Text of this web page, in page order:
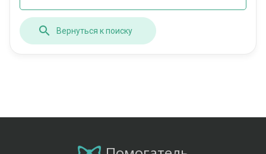
Вернуться к поиску